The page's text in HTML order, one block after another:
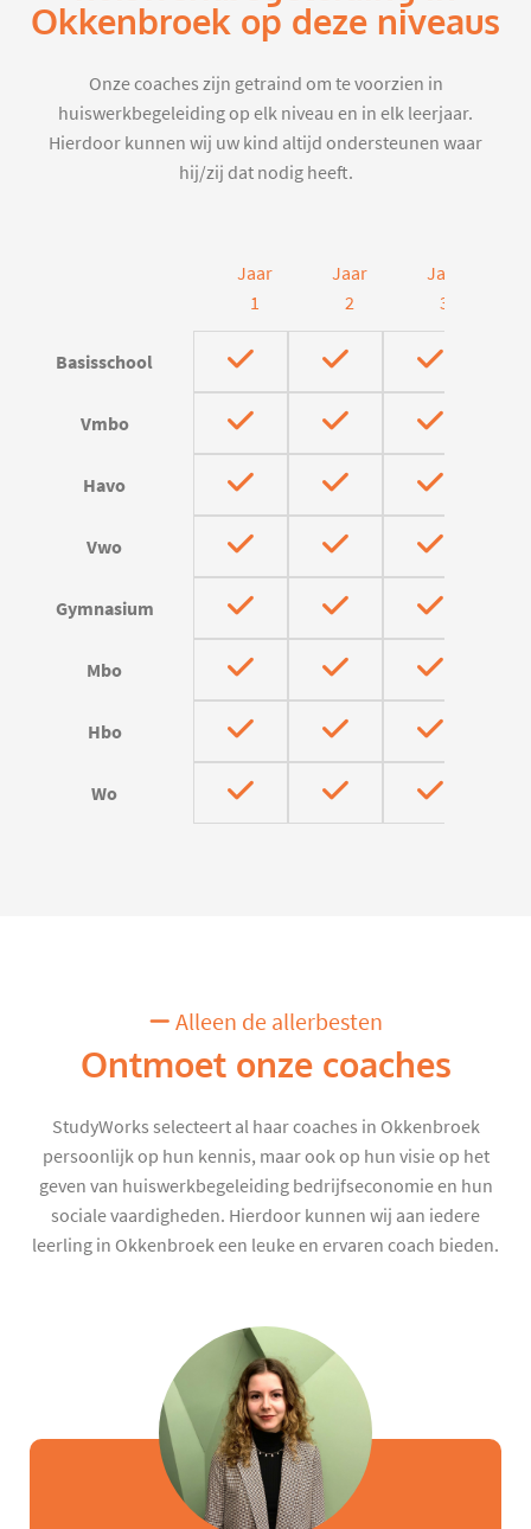
Okkenbroek op deze niveaus
Onze coaches zijn getraind om te voorzien in
huiswerkbegeleiding op elk niveau en in elk leerjaar.
Hierdoor kunnen wij uw kind altijd ondersteunen waar
hij/zij dat nodig heeft.
Jaar
1
Jaar
2
Jaar
3
Basisschool
Vmbo
Havo
Vwo
Gymnasium
Mbo
Hbo
Wo
Alleen de allerbesten
Ontmoet onze coaches
StudyWorks selecteert al haar coaches in Okkenbroek
persoonlijk op hun kennis, maar ook op hun visie op het
geven van huiswerkbegeleiding bedrijfseconomie en hun
sociale vaardigheden. Hierdoor kunnen wij aan iedere
leerling in Okkenbroek een leuke en ervaren coach bieden.